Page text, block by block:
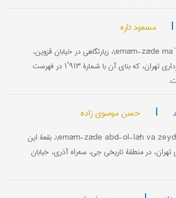
| مسعود تاره
امامزاده معصوم \emām-zāde maʾsūm\، زیارتگاهی در خیابان قزوین،
واقع در منطقۀ ۱۰ شهرداری تهران، که بنای آن با شمارۀ ۹۱۳‘۱ در فهرست
| حسن موسوی زاده
امامزاده عبدالله و زید \emām-zāde abd-ol-lāh va zeyd\، بقعۀ این
تهران، در منطقۀ تاریخی جی، سه‌راه آذری، خیابان